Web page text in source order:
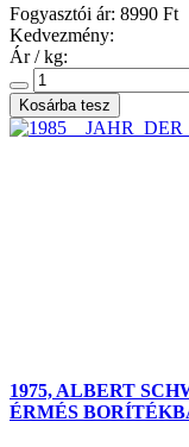
Fogyasztói ár: 8990 Ft
Kedvezmény:
Ár / kg:
1975, ALBERT
ÉRMÉS